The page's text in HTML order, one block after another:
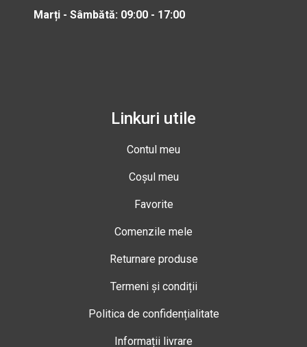
Marți - Sâmbătă: 09:00 - 17:00
Linkuri utile
Contul meu
Coșul meu
Favorite
Comenzile mele
Returnare produse
Termeni și condiții
Politica de confidențialitate
Informații livrare